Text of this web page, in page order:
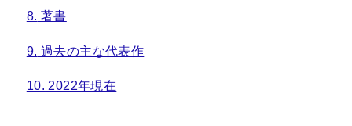
8. 著書
9. 過去の主な代表作
10. 2022年現在